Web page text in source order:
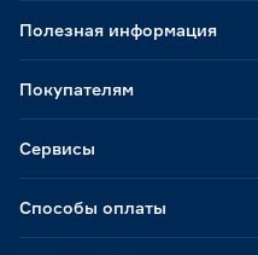
Способы оплаты
Полезная информация
Покупателям
Сервисы